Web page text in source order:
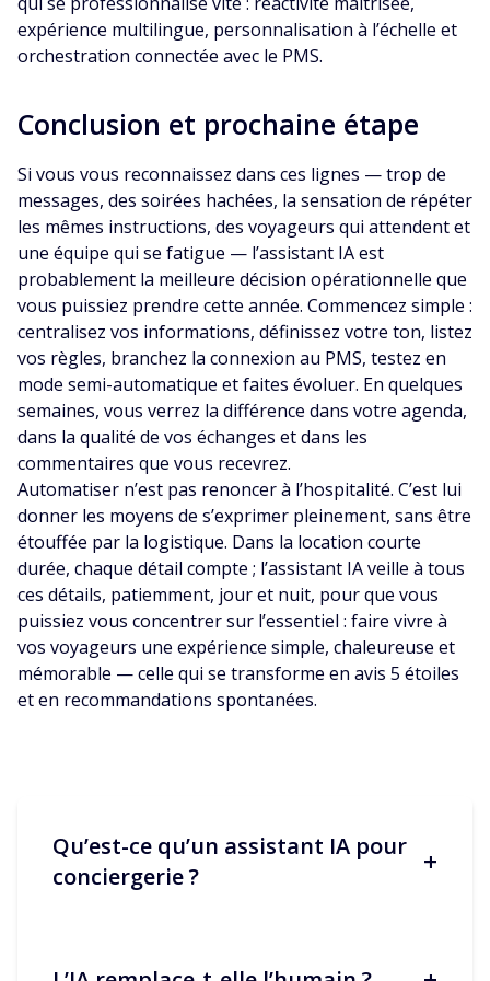
expérience multilingue, personnalisation à l’échelle et
orchestration connectée avec le PMS.
Conclusion et prochaine étape
Si vous vous reconnaissez dans ces lignes — trop de
messages, des soirées hachées, la sensation de répéter
les mêmes instructions, des voyageurs qui attendent et
une équipe qui se fatigue — l’assistant IA est
probablement la meilleure décision opérationnelle que
vous puissiez prendre cette année. Commencez simple :
centralisez vos informations, définissez votre ton, listez
vos règles, branchez la connexion au PMS, testez en
mode semi-automatique et faites évoluer. En quelques
semaines, vous verrez la différence dans votre agenda,
dans la qualité de vos échanges et dans les
commentaires que vous recevrez.
Automatiser n’est pas renoncer à l’hospitalité. C’est lui
donner les moyens de s’exprimer pleinement, sans être
étouffée par la logistique. Dans la location courte
durée, chaque détail compte ; l’assistant IA veille à tous
ces détails, patiemment, jour et nuit, pour que vous
puissiez vous concentrer sur l’essentiel : faire vivre à
vos voyageurs une expérience simple, chaleureuse et
mémorable — celle qui se transforme en avis 5 étoiles
et en recommandations spontanées.
Qu’est-ce qu’un assistant IA pour
conciergerie ?
+